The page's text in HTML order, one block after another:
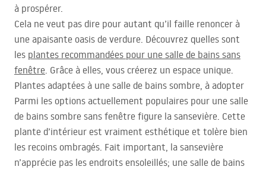
à prospérer.
Cela ne veut pas dire pour autant qu’il faille renoncer à
une apaisante oasis de verdure. Découvrez quelles sont
les plantes recommandées pour une salle de bains sans
fenêtre. Grâce à elles, vous créerez un espace unique.
Plantes adaptées à une salle de bains sombre, à adopter
Parmi les options actuellement populaires pour une salle
de bains sombre sans fenêtre figure la sansevière. Cette
plante d’intérieur est vraiment esthétique et tolère bien
les recoins ombragés. Fait important, la sansevière
n’apprécie pas les endroits ensoleillés; une salle de bains